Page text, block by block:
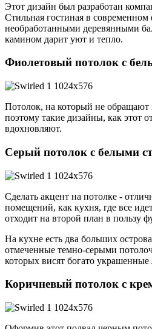
Этот дизайн был разработан
Стильная гостиная в
необработанными деревянными
камином дарит уют и тепло.
Фиолетовый потолок с
Потолок, на который не обращают
поэтому такие дизайны, как этот
вдохновляют.
Серый потолок с белыми
Сделать акцент на потолке -
помещений, как кухня, где все
отходит на второй план в пользу
На кухне есть два больших
отмеченные темно-серыми
которых висят богато
Коричневый потолок с